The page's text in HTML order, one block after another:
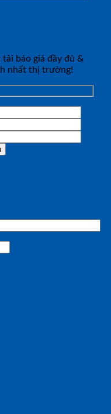
báo giá đầy đủ &
nhất thị trường!